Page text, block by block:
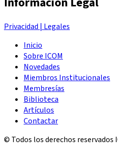
Privacidad | Legales
Inicio
Sobre ICOM
Novedades
Miembros Institucionales
Membresías
Biblioteca
Artículos
Contactar
© Todos los derechos reservados